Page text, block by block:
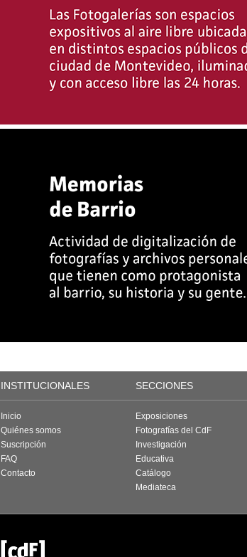
INSTITUCIONALES SECCIONES
Inicio
Quiénes somos
Suscripción
FAQ
Contacto
Exposiciones
Fotografías del CdF
Investigación
Educativa
Catálogo
Mediateca